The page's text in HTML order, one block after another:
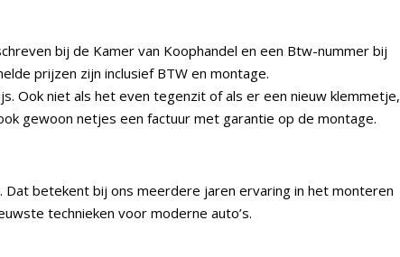
bij de Kamer van Koophandel en een Btw-nummer bij
prijzen zijn inclusief BTW en montage.
Ook niet als het even tegenzit of als er een nieuw klemmetje,
gewoon netjes een factuur met garantie op de montage.
Dat betekent bij ons meerdere jaren ervaring in het monteren
technieken voor moderne auto’s.